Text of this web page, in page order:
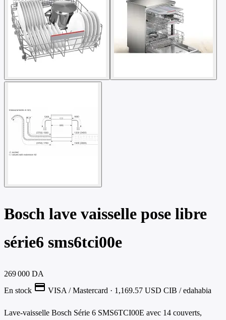
Bosch lave vaisselle pose libre
série6 sms6tci00e
269 000 DA
En stock credit_card VISA / Mastercard · 1,169.57 USD CIB / edahabia
Lave-vaisselle Bosch Série 6 SMS6TCI00E avec 14 couverts,